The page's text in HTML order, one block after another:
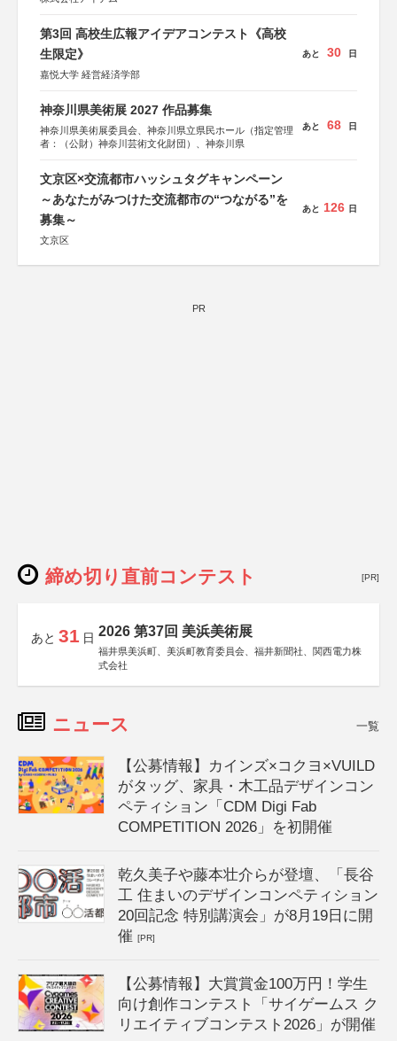
第3回 高校生広報アイデアコンテスト《高校
生限定》
嘉悦大学 経営経済学部
あと 30 日
神奈川県美術展 2027 作品募集
神奈川県美術展委員会、神奈川県立県民ホール（指定管理
者：（公財）神奈川芸術文化財団）、神奈川県
あと 68 日
文京区×交流都市ハッシュタグキャンペーン
～あなたがみつけた交流都市の“つながる”を
募集～
文京区
あと 126 日
PR
締め切り直前コンテスト [PR]
あと 31 日 2026 第37回 美浜美術展
福井県美浜町、美浜町教育委員会、福井新聞社、関西電力株
式会社
ニュース 一覧
【公募情報】カインズ×コクヨ×VUILD
がタッグ、家具・木工品デザインコン
ペティション「CDM Digi Fab
COMPETITION 2026」を初開催
乾久美子や藤本壮介らが登壇、「長谷
工 住まいのデザインコンペティション
20回記念 特別講演会」が8月19日に開
催[PR]
【公募情報】大賞賞金100万円！学生
向け創作コンテスト「サイゲームス ク
リエイティブコンテスト2026」が開催